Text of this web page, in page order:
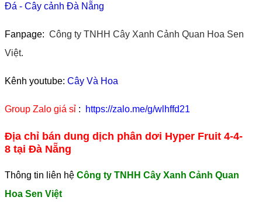
Đá - Cây cảnh Đà Nẵng
Fanpage: Công ty TNHH Cây Xanh Cảnh Quan Hoa Sen
Việt.
Kênh youtube: Cây Và Hoa
Group Zalo giá sỉ : https://zalo.me/g/wlhffd21
Địa chỉ bán dung dịch phân dơi Hyper Fruit 4-4-
8 tại Đà Nẵng
Thông tin liên hệ Công ty TNHH Cây Xanh Cảnh Quan
Hoa Sen Việt